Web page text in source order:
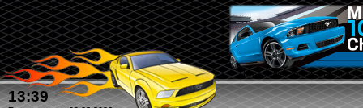
Кто угадал количество
13:39